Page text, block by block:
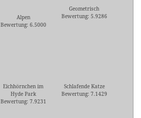
Alpen
Bewertung: 6.5000
Geometrisch
Bewertung: 5.9286
Eichhörnchen im
Hyde Park
Bewertung: 7.9231
Schlafende Katze
Bewertung: 7.1429